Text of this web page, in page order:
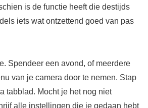
is de functie heeft die destijds
iets wat ontzettend goed van pas
Spendeer een avond, of meerdere
van je camera door te nemen. Stap
tabblad. Mocht je het nog niet
alle instellingen die je gedaan hebt